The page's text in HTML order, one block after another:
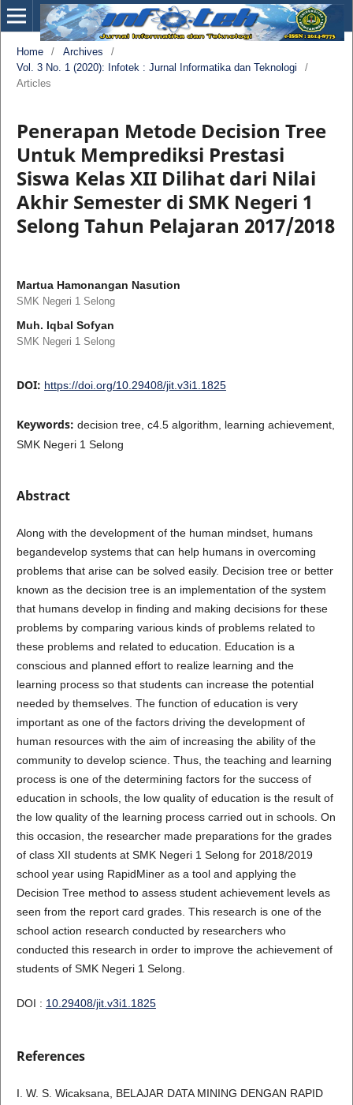
Home / Archives
/
Vol. 3 No. 1 (2020): Infotek : Jurnal Informatika dan Teknologi
/
Articles
Penerapan Metode Decision Tree
Untuk Memprediksi Prestasi
Siswa Kelas XII Dilihat dari Nilai
Akhir Semester di SMK Negeri 1
Selong Tahun Pelajaran 2017/2018
Martua Hamonangan Nasution
SMK Negeri 1 Selong
Muh. Iqbal Sofyan
SMK Negeri 1 Selong
DOI: https://doi.org/10.29408/jit.v3i1.1825
Keywords: decision tree, c4.5 algorithm, learning achievement,
SMK Negeri 1 Selong
Abstract
Along with the development of the human mindset, humans
begandevelop systems that can help humans in overcoming
problems that arise can be solved easily. Decision tree or better
known as the decision tree is an implementation of the system
that humans develop in finding and making decisions for these
problems by comparing various kinds of problems related to
these problems and related to education. Education is a
conscious and planned effort to realize learning and the
learning process so that students can increase the potential
needed by themselves. The function of education is very
important as one of the factors driving the development of
human resources with the aim of increasing the ability of the
community to develop science. Thus, the teaching and learning
process is one of the determining factors for the success of
education in schools, the low quality of education is the result of
the low quality of the learning process carried out in schools. On
this occasion, the researcher made preparations for the grades
of class XII students at SMK Negeri 1 Selong for 2018/2019
school year using RapidMiner as a tool and applying the
Decision Tree method to assess student achievement levels as
seen from the report card grades. This research is one of the
school action research conducted by researchers who
conducted this research in order to improve the achievement of
students of SMK Negeri 1 Selong.
DOI : 10.29408/jit.v3i1.1825
References
I. W. S. Wicaksana, BELAJAR DATA MINING DENGAN RAPID